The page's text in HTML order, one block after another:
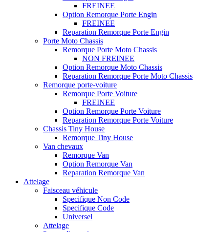
FREINEE
Option Remorque Porte Engin
FREINEE
Reparation Remorque Porte Engin
Porte Moto Chassis
Remorque Porte Moto Chassis
NON FREINEE
Option Remorque Moto Chassis
Reparation Remorque Porte Moto Chassis
Remorque porte-voiture
Remorque Porte Voiture
FREINEE
Option Remorque Porte Voiture
Reparation Remorque Porte Voiture
Chassis Tiny House
Remorque Tiny House
Van chevaux
Remorque Van
Option Remorque Van
Reparation Remorque Van
Attelage
Faisceau véhicule
Specifique Non Code
Specifique Code
Universel
Attelage